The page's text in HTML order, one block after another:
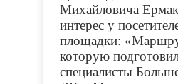
Михайловича
интерес у
площадки:
которую
специалисты